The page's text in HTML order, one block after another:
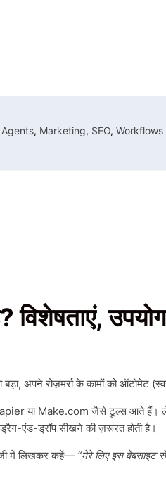
, Marketing, SEO, Workflows
अपने रोज़मर्रा के कामों को ऑटोमेट
Zapier या Make.com जैसे टूल्स आते हैं।
एंड-ड्रॉप सीखने की ज़रूरत होती है।
में लिखकर कहें— “मेरे लिए इस वेबसाइट